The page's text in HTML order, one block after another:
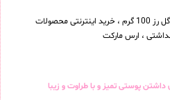
پوستی تمیز و با طراوت و زیبا